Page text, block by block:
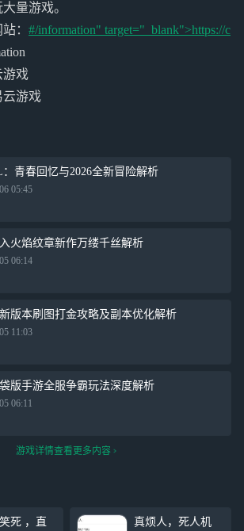
量游戏。
： #/information" target="_blank">https://c
游戏
云游戏
青春回忆与2026全新冒险解析
05:45
火焰纹章新作万缕千丝解析
06:14
版本刷图打金攻略及副本优化解析
11:03
版手游全服争霸玩法深度解析
06:11
游戏详情查看更多内容
，直
真烦人，死人机